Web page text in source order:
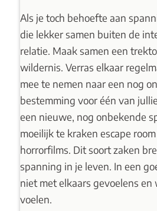
Als je toch behoefte aan
die lekker samen buiten de
relatie. Maak samen een
wildernis. Verras elkaar
mee te nemen naar een nog
bestemming voor één van
een nieuwe, nog onbekende
moeilijk te kraken escape
horrorfilms. Dit soort zaken
spanning in je leven. In een
niet met elkaars gevoelens en
voelen.